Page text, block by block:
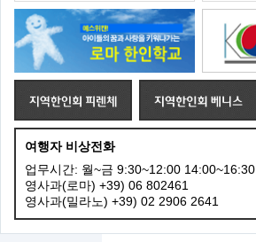
여행자 비상전화
업무시간: 월~금 9:30~12:00 14:00~16:30
영사과(로마) +39) 06 802461
영사과(밀라노) +39) 02 2906 2641